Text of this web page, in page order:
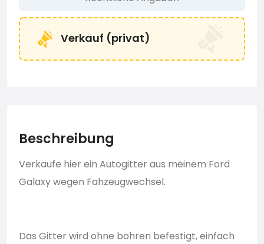
Verkauf (privat)
Beschreibung
Verkaufe hier ein Autogitter aus meinem Ford
Galaxy wegen Fahzeugwechsel.
Das Gitter wird ohne bohren befestigt, einfach